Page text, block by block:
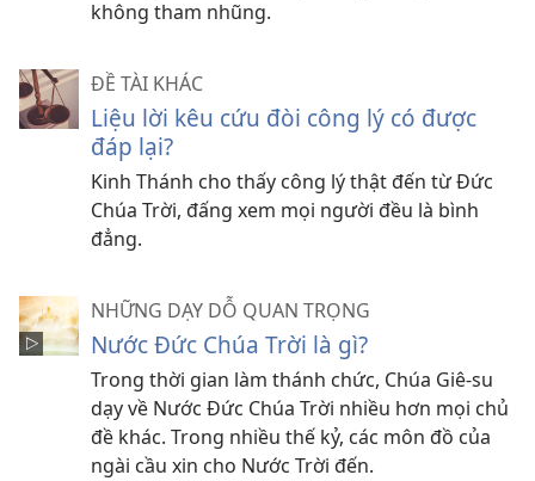
không tham nhũng.
ĐỀ TÀI KHÁC
Liệu lời kêu cứu đòi công lý có được
đáp lại?
Kinh Thánh cho thấy công lý thật đến từ Đức
Chúa Trời, đấng xem mọi người đều là bình
đẳng.
NHỮNG DẠY DỖ QUAN TRỌNG
Nước Đức Chúa Trời là gì?
Trong thời gian làm thánh chức, Chúa Giê-su
dạy về Nước Đức Chúa Trời nhiều hơn mọi chủ
đề khác. Trong nhiều thế kỷ, các môn đồ của
ngài cầu xin cho Nước Trời đến.